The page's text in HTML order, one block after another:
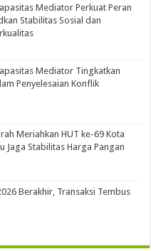
Mediator Perkuat Peran
Stabilitas Sosial dan
Mediator Tingkatkan
Penyelesaian Konflik
Meriahkan HUT ke-69 Kota
Jaga Stabilitas Harga Pangan
Berakhir, Transaksi Tembus